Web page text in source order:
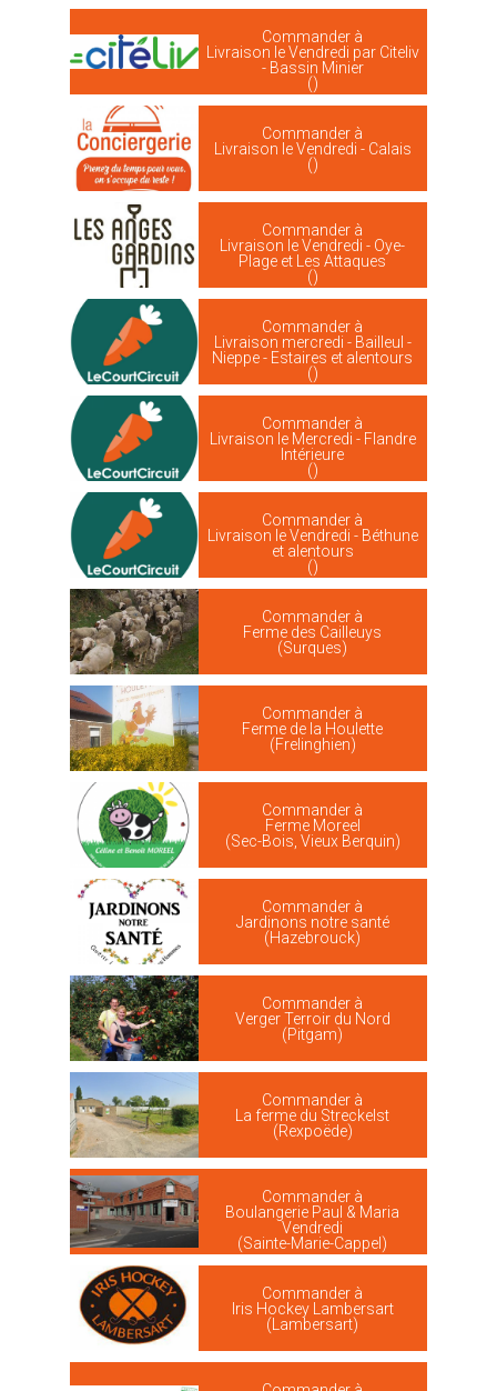
Commander à
Livraison le Vendredi par Citeliv
- Bassin Minier
()
Commander à
Livraison le Vendredi - Calais
()
Commander à
Livraison le Vendredi - Oye-
Plage et Les Attaques
()
Commander à
Livraison mercredi - Bailleul -
Nieppe - Estaires et alentours
()
Commander à
Livraison le Mercredi - Flandre
Intérieure
()
Commander à
Livraison le Vendredi - Béthune
et alentours
()
Commander à
Ferme des Cailleuys
(Surques)
Commander à
Ferme de la Houlette
(Frelinghien)
Commander à
Ferme Moreel
(Sec-Bois, Vieux Berquin)
Commander à
Jardinons notre santé
(Hazebrouck)
Commander à
Verger Terroir du Nord
(Pitgam)
Commander à
La ferme du Streckelst
(Rexpoëde)
Commander à
Boulangerie Paul & Maria
Vendredi
(Sainte-Marie-Cappel)
Commander à
Iris Hockey Lambersart
(Lambersart)